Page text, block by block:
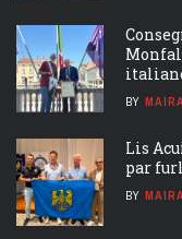
BY
Lis
par
BY